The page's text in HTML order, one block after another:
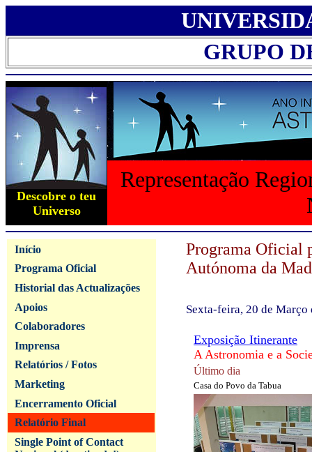
GRUPO
Descobre o teu
Universo
Representação
Início
Programa Oficial
Historial das Actualizações
Apoios
Colaboradores
Imprensa
Relatórios / Fotos
Marketing
Encerramento Oficial
Relatório Final
Single Point of Contact
Programa Oficial
Autónoma da
Sexta-feira, 20 de Março
Exposição Itinerante
A Astronomia e a
Último dia
Casa do Povo da Tabua